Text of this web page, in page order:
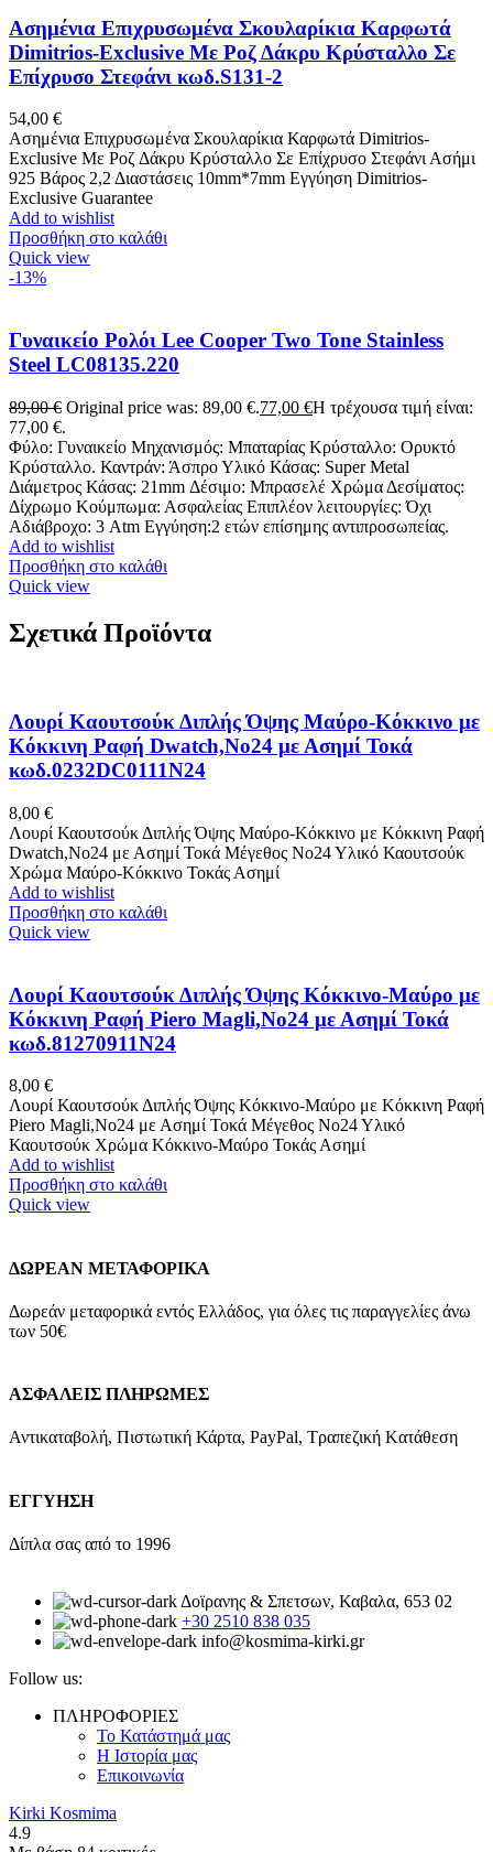
Ασημένια Επιχρυσωμένα Σκουλαρίκια Καρφωτά
Dimitrios-Exclusive Με Ροζ Δάκρυ Κρύσταλλο Σε
Επίχρυσο Στεφάνι κωδ.S131-2
54,00 €
Ασημένια Επιχρυσωμένα Σκουλαρίκια Καρφωτά Dimitrios-
Exclusive Με Ροζ Δάκρυ Κρύσταλλο Σε Επίχρυσο Στεφάνι Ασήμι
925 Βάρος 2,2 Διαστάσεις 10mm*7mm Εγγύηση Dimitrios-
Exclusive Guarantee
Add to wishlist
Προσθήκη στο καλάθι
Quick view
-13%
Γυναικείο Ρολόι Lee Cooper Two Tone Stainless
Steel LC08135.220
89,00€ Original price was: 89,00 €.77,00 €Η τρέχουσα τιμή είναι:
77,00 €.
Φύλο: Γυναικείο Μηχανισμός: Μπαταρίας Κρύσταλλο: Ορυκτό
Κρύσταλλο. Καντράν: Άσπρο Υλικό Κάσας: Super Metal
Διάμετρος Κάσας: 21mm Δέσιμο: Μπρασελέ Χρώμα Δεσίματος:
Δίχρωμο Κούμπωμα: Ασφαλείας Επιπλέον λειτουργίες: Όχι
Αδιάβροχο: 3 Atm Εγγύηση:2 ετών επίσημης αντιπροσωπείας.
Add to wishlist
Προσθήκη στο καλάθι
Quick view
Σχετικά Προϊόντα
Λουρί Καουτσούκ Διπλής Όψης Μαύρο-Κόκκινο με
Κόκκινη Ραφή Dwatch,No24 με Ασημί Τοκά
κωδ.0232DC0111N24
8,00 €
Λουρί Καουτσούκ Διπλής Όψης Μαύρο-Κόκκινο με Κόκκινη Ραφή
Dwatch,No24 με Ασημί Τοκά Μέγεθος Νο24 Υλικό Καουτσούκ
Χρώμα Μαύρο-Κόκκινο Τοκάς Ασημί
Add to wishlist
Προσθήκη στο καλάθι
Quick view
Λουρί Καουτσούκ Διπλής Όψης Κόκκινο-Μαύρο με
Κόκκινη Ραφή Piero Magli,No24 με Ασημί Τοκά
κωδ.81270911N24
8,00 €
Λουρί Καουτσούκ Διπλής Όψης Κόκκινο-Μαύρο με Κόκκινη Ραφή
Piero Magli,No24 με Ασημί Τοκά Μέγεθος Νο24 Υλικό
Καουτσούκ Χρώμα Κόκκινο-Μαύρο Τοκάς Ασημί
Add to wishlist
Προσθήκη στο καλάθι
Quick view
ΔΩΡΕΑΝ ΜΕΤΑΦΟΡΙΚΑ
Δωρεάν μεταφορικά εντός Ελλάδος, για όλες τις παραγγελίες άνω
των 50€
ΑΣΦΑΛΕΙΣ ΠΛΗΡΩΜΕΣ
Αντικαταβολή, Πιστωτική Κάρτα, PayPal, Τραπεζική Kατάθεση
ΕΓΓΥΗΣΗ
Δίπλα σας από το 1996
Δοϊρανης & Σπετσων, Καβαλα, 653 02
+30 2510 838 035
info@kosmima-kirki.gr
Follow us:
ΠΛΗΡΟΦΟΡΙΕΣ
Το Κατάστημά μας
Η Ιστορία μας
Επικοινωνία
Kirki Kosmima
4.9